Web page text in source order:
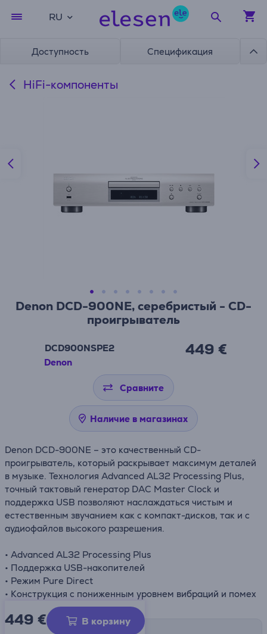
RU
Доступность Спецификация
HiFi-компоненты
Denon DCD-900NE, серебристый - CD-
проигрыватель
DCD900NSPE2
Denon
449 €
Сравните
Наличие в магазинах
Denon DCD-900NE – это качественный CD-
проигрыватель, который раскрывает максимум деталей
в музыке. Технология Advanced AL32 Processing Plus,
точный тактовый генератор DAC Master Clock и
поддержка USB позволяют наслаждаться чистым и
естественным звучанием как с компакт-дисков, так и с
аудиофайлов высокого разрешения.
• Advanced AL32 Processing Plus
• Поддержка USB-накопителей
• Режим Pure Direct
• Конструкция с пониженным уровнем вибраций и помех
449 € В корзину